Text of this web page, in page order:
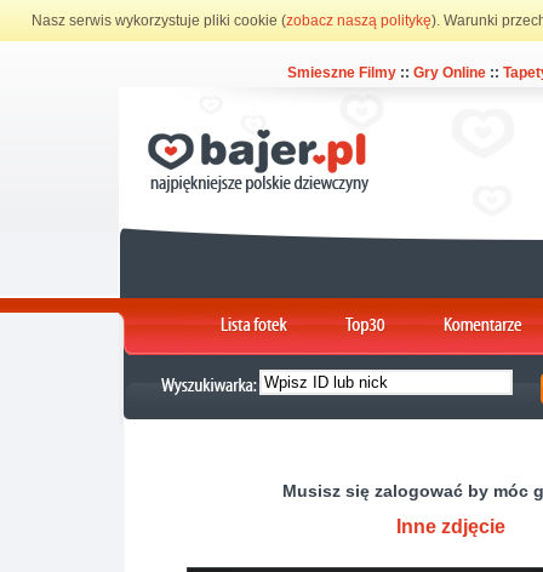
Nasz serwis wykorzystuje pliki cookie (zobacz naszą politykę). Warunki
Smieszne Filmy ::Gry Online ::
Musisz się zalogować by móc
Inne zdjęcie